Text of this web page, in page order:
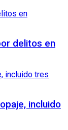
delitos en
incluido